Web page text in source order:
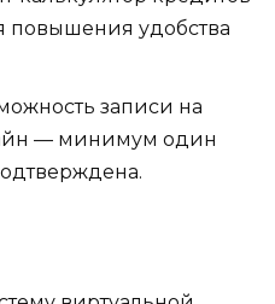
повышения удобства
записи на
— минимум один